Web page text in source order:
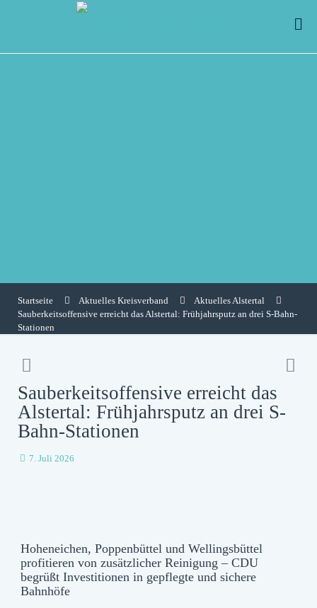
Startseite Aktuelles Kreisverband
Aktuelles Alstertal
Sauberkeitsoffensive erreicht das Alstertal: Frühjahrsputz an drei S-Bahn-
Stationen
Sauberkeitsoffensive erreicht das
Alstertal: Frühjahrsputz an drei S-
Bahn-Stationen
7. Juli 2026
Hoheneichen, Poppenbüttel und Wellingsbüttel
profitieren von zusätzlicher Reinigung – CDU
begrüßt Investitionen in gepflegte und sichere
Bahnhöfe